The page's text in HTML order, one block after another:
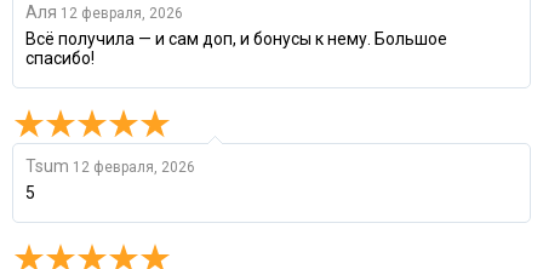
Аля 12 февраля, 2026
Всё получила — и сам доп, и бонусы к нему. Большое
спасибо!
Tsum 12 февраля, 2026
5